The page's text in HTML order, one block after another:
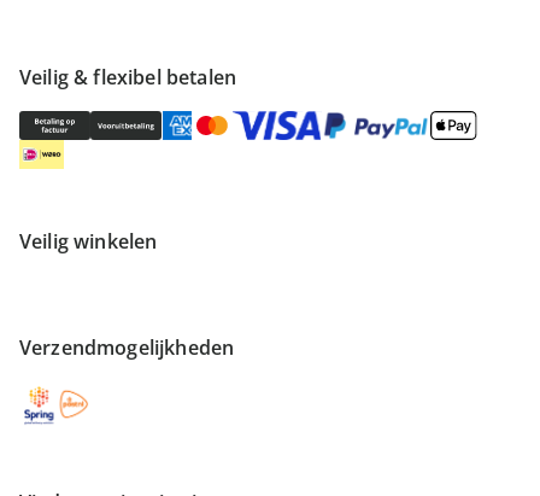
Veilig & flexibel betalen
Veilig winkelen
Verzendmogelijkheden